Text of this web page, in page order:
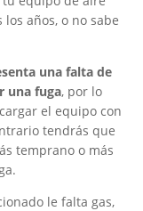
años, o no sabe
una falta de
una fuga, por lo
el equipo con
tendrás que
temprano o más
le falta gas,